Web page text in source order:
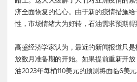
济全面恢复的信心。由于新的疫情措施
性，市场情绪大为好转，石油需求预期得
高盛经济学家认为，最近的新闻报道只
放数月准备期的开始。如果提前重新开
油2023年每桶110美元的预测将面临6美元